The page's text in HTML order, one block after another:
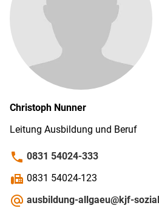
Christoph Nunner
Leitung Ausbildung und Beruf
phone 0831 54024-333
fax 0831 54024-123
alternate_email ausbildung-allgaeu@kjf-